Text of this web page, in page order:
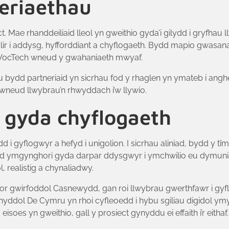
Mae rhanddeiliaid lleol yn gweithio gyda’i gilydd i
i addysg, hyfforddiant a chyflogaeth. Bydd mapio
wneud y gwahaniaeth mwyaf.
partneriaid yn sicrhau fod y rhaglen yn ymateb i
llwybrau’n rhwyddach i’w llywio.
chyflogaeth
i gyflogwyr a hefyd i unigolion. I sicrhau aliniad, bydd y
ymgynghori gyda darpar ddysgwyr i ymchwilio eu
realistig a chynaliadwy.
gwirfoddol Casnewydd, gan roi llwybrau gwerthfawr i
De Cymru yn rhoi cyfleoedd i hybu sgiliau digidol
yn gweithio, gall y prosiect gynyddu ei effaith i’r eithaf.